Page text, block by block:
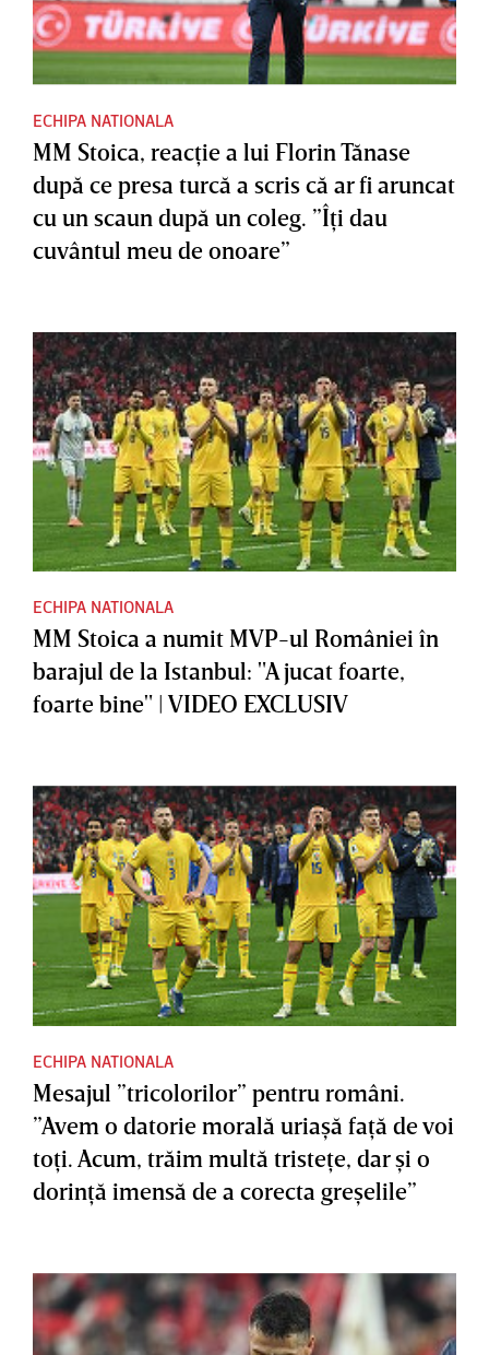
ECHIPA NATIONALA
MM Stoica, reacţie a lui Florin Tănase
după ce presa turcă a scris că ar fi aruncat
cu un scaun după un coleg. ”Îţi dau
cuvântul meu de onoare”
ECHIPA NATIONALA
MM Stoica a numit MVP-ul României în
barajul de la Istanbul: "A jucat foarte,
foarte bine" | VIDEO EXCLUSIV
ECHIPA NATIONALA
Mesajul ”tricolorilor” pentru români.
”Avem o datorie morală uriaşă faţă de voi
toţi. Acum, trăim multă tristeţe, dar şi o
dorinţă imensă de a corecta greşelile”